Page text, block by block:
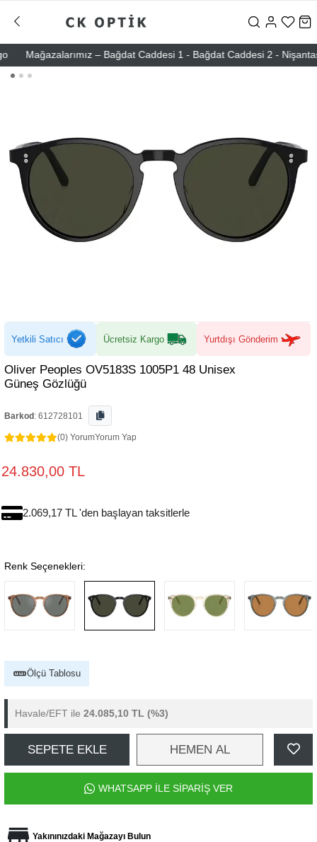
Mağazalarımız – Bağdat Caddesi 1 - Bağdat Caddesi 2 - Nişantaşı
Yetkili Satıcı Ücretsiz Kargo Yurtdışı Gönderim
Oliver Peoples OV5183S 1005P1 48 Unisex
Güneş Gözlüğü
Barkod : 612728101
(0) YorumYorum Yap
24.830,00 TL
2.069,17 TL 'den başlayan taksitlerle
Renk Seçenekleri:
Ölçü Tablosu
Havale/EFT ile 24.085,10 TL (%3)
SEPETE EKLE HEMEN AL
WHATSAPP İLE SİPARİŞ VER
Yakınınızdaki Mağazayı Bulun